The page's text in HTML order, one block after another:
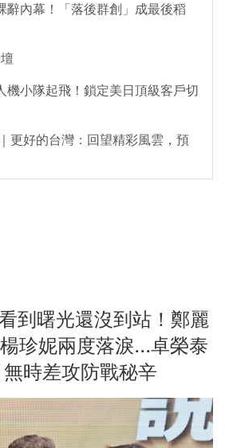
辭內幕！「落後群創」成最後稻
機小隊起飛！鎖定美日頂級客戶切
更好的台灣：回望精彩風雲，預
到曙光還沒到站！鄭麗
珍妮兩度落淚...卓榮泰
時差攻防戰秘辛